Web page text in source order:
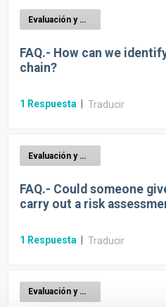
Evaluación y mitigación de riesgos EUDR
FAQ.- How can we
chain?
1 Respuesta Traducir
Evaluación y mitigación de riesgos EUDR
FAQ.- Could someone
carry out a risk
1 Respuesta Traducir
Evaluación y mitigación de riesgos EUDR